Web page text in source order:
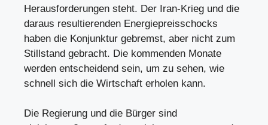
Herausforderungen steht. Der Iran-Krieg und die
daraus resultierenden Energiepreisschocks
haben die Konjunktur gebremst, aber nicht zum
Stillstand gebracht. Die kommenden Monate
werden entscheidend sein, um zu sehen, wie
schnell sich die Wirtschaft erholen kann.
Die Regierung und die Bürger sind